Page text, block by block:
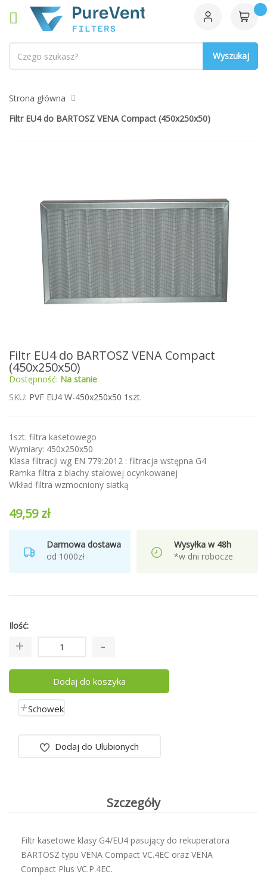
Strona główna
Filtr EU4 do BARTOSZ VENA Compact (450x250x50)
Przejdź
na
początek
galerii
Filtr EU4 do BARTOSZ VENA Compact
(450x250x50)
Dostępność: Na stanie
SKU PVF EU4 W-450x250x50 1szt.
1szt. filtra kasetowego
Wymiary: 450x250x50
Klasa filtracji wg EN 779:2012 : filtracja wstępna G4
Ramka filtra z blachy stalowej ocynkowanej
Wkład filtra wzmocniony siatką
49,59 zł
Darmowa dostawa
od 1000zł
Wysyłka w 48h
*w dni robocze
Ilość
Dodaj do koszyka
Schowek
Dodaj do Ulubionych
Szczegóły
Filtr kasetowe klasy G4/EU4 pasujący do rekuperatora
BARTOSZ typu VENA Compact VC.4EC oraz VENA
Compact Plus VC.P.4EC.